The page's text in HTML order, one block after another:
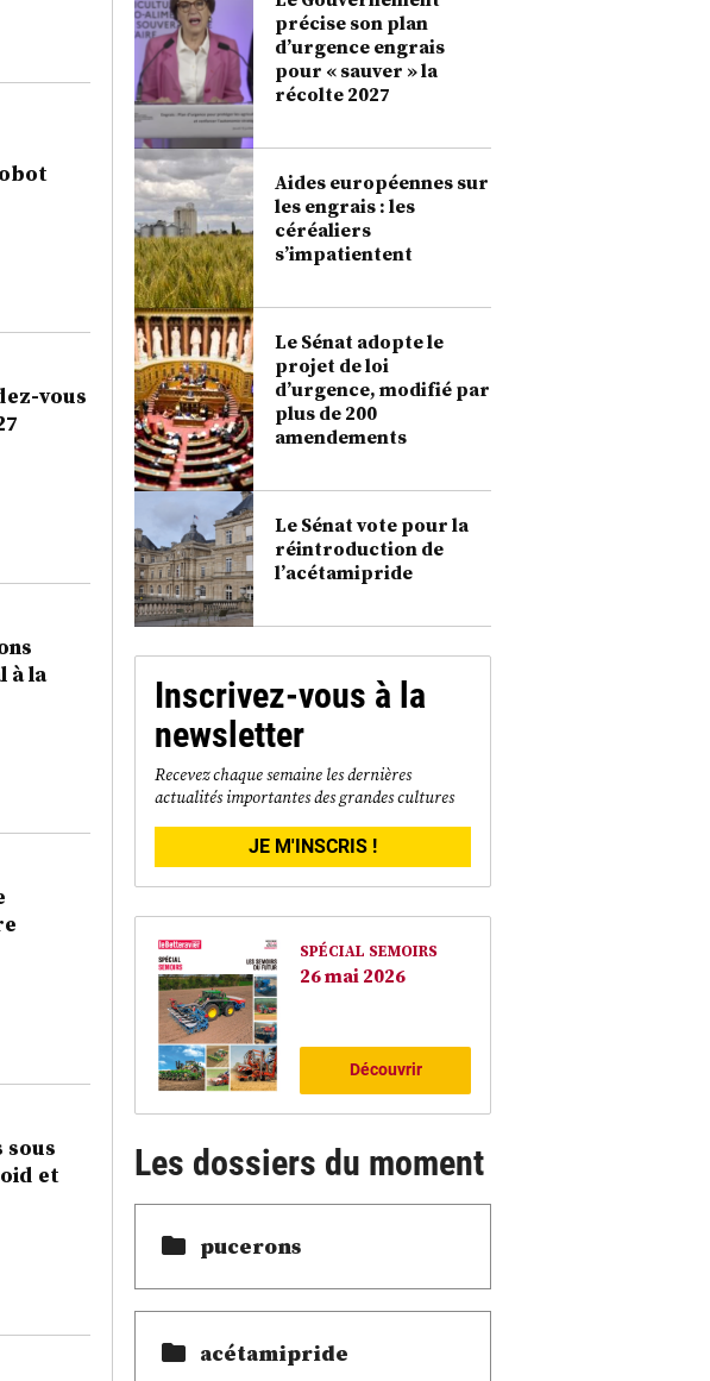
vous
à la
sous
et
précise son plan
d’urgence engrais
pour « sauver » la
récolte 2027
Aides européennes sur
les engrais : les
céréaliers
s’impatientent
Le Sénat adopte le
projet de loi
d’urgence, modifié par
plus de 200
amendements
Le Sénat vote pour la
réintroduction de
l’acétamipride
Inscrivez-vous à la
newsletter
Recevez chaque semaine les dernières
actualités importantes des grandes cultures
JE M'INSCRIS !
SPÉCIAL SEMOIRS
26 mai 2026
Découvrir
Les dossiers du moment
pucerons
acétamipride